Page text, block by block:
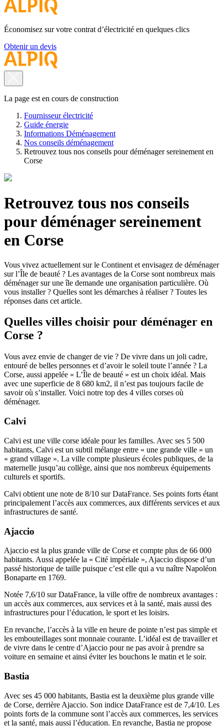
Économisez sur votre contrat d’électricité en quelques clics
Obtenir un devis
La page est en cours de construction
Fournisseur électricité
Guide énergie
Informations Déménagement
Nos conseils déménagement
Retrouvez tous nos conseils pour déménager sereinement en
Corse
Retrouvez tous nos conseils
pour déménager sereinement
en Corse
Vous vivez actuellement sur le Continent et envisagez de déménager
sur l’Île de beauté ? Les avantages de la Corse sont nombreux mais
déménager sur une île demande une organisation particulière. Où
vous installer ? Quelles sont les démarches à réaliser ? Toutes les
réponses dans cet article.
Quelles villes choisir pour déménager en
Corse ?
Vous avez envie de changer de vie ? De vivre dans un joli cadre,
entouré de belles personnes et d’avoir le soleil toute l’année ? La
Corse, aussi appelée « L’Île de beauté » est un choix idéal. Mais
avec une superficie de 8 680 km2, il n’est pas toujours facile de
savoir où s’installer. Voici notre top des 4 villes corses où
déménager.
Calvi
Calvi est une ville corse idéale pour les familles. Avec ses 5 500
habitants, Calvi est un subtil mélange entre « une grande ville » un
« grand village ». La ville compte plusieurs écoles publiques, de la
maternelle jusqu’au collège, ainsi que nos nombreux équipements
culturels et sportifs.
Calvi obtient une note de 8/10 sur DataFrance. Ses points forts étant
principalement l’accès aux commerces, aux différents services et aux
infrastructures de santé.
Ajaccio
Ajaccio est la plus grande ville de Corse et compte plus de 66 000
habitants. Aussi appelée la « Cité impériale », Ajaccio dispose d’un
passé historique de taille puisque c’est elle qui a vu naître Napoléon
Bonaparte en 1769.
Notée 7,6/10 sur DataFrance, la ville offre de nombreux avantages :
un accès aux commerces, aux services et à la santé, mais aussi des
infrastructures pour l’éducation, le sport et les loisirs.
En revanche, l’accès à la ville en heure de pointe n’est pas simple et
les embouteillages sont monnaie courante. L’idéal est de travailler et
de vivre dans le centre d’Ajaccio pour ne pas avoir à prendre sa
voiture en semaine et ainsi éviter les bouchons le matin et le soir.
Bastia
Avec ses 45 000 habitants, Bastia est la deuxième plus grande ville
de Corse, derrière Ajaccio. Son indice DataFrance est de 7,4/10. Les
points forts de la commune sont l’accès aux commerces, les services
et la santé, mais aussi l’éducation. En revanche, Bastia ne propose